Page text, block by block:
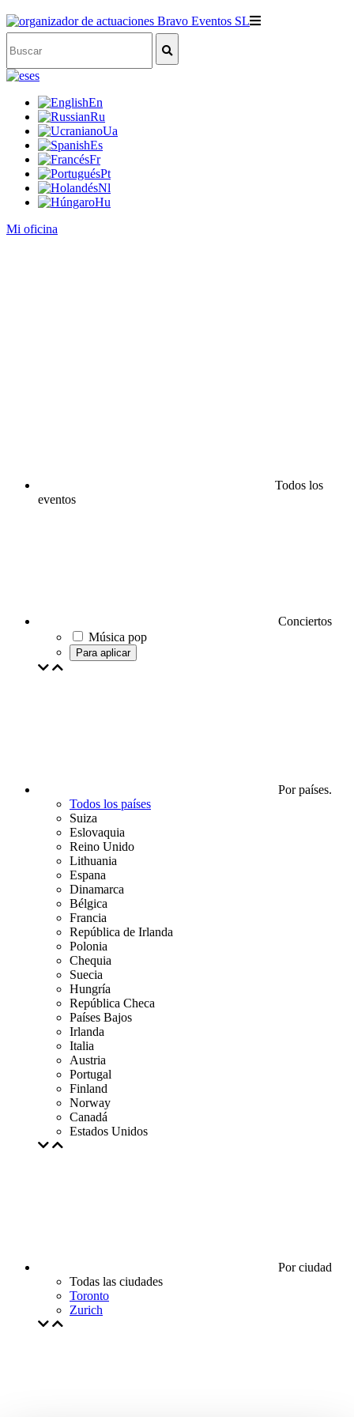
es
En
Ru
Ua
Es
Fr
Pt
Nl
Hu
Mi oficina
Todos los
eventos
Conciertos
Música pop
Para aplicar
Por países.
Todos los países
Suiza
Eslovaquia
Reino Unido
Lithuania
Espana
Dinamarca
Bélgica
Francia
República de Irlanda
Polonia
Chequia
Suecia
Hungría
República Checa
Países Bajos
Irlanda
Italia
Austria
Portugal
Finland
Norway
Canadá
Estados Unidos
Por ciudad
Todas las ciudades
Toronto
Zurich